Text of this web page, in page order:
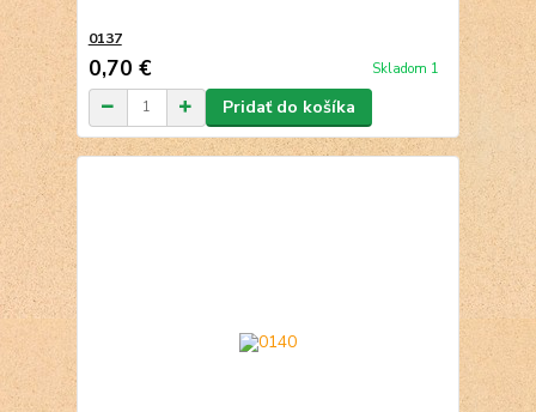
0137
0,70 € Skladom 1
Pridať do košíka